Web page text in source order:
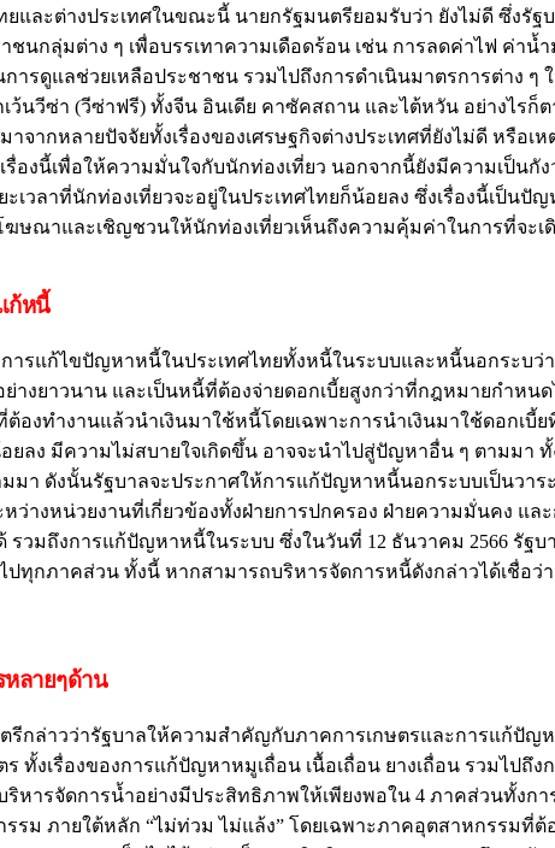
ยและต่างประเทศในขณะนี้ นายกรัฐมนตรียอมรับว่า ยังไม่ดี ซึ่ง
ชนกลุ่มต่าง ๆ เพื่อบรรเทาความเดือดร้อน เช่น การลดค่าไฟ ค่าน้
การดูแลช่วยเหลือประชาชน รวมไปถึงการดำเนินมาตรการต่าง ๆ
ว้นวีซ่า (วีซ่าฟรี) ทั้งจีน อินเดีย คาซัคสถาน และไต้หวัน อย่างไรก็
าจากหลายปัจจัยทั้งเรื่องของเศรษฐกิจต่างประเทศที่ยังไม่ดี หรือ
องนี้เพื่อให้ความมั่นใจกับนักท่องเที่ยว นอกจากนี้ยังมีความเป็นกังว
ะเวลาที่นักท่องเที่ยวจะอยู่ในประเทศไทยก็น้อยลง ซึ่งเรื่องนี้เป็น
ฆษณาและเชิญชวนให้นักท่องเที่ยวเห็นถึงความคุ้มค่าในการที่จะเ
ก้หนี้
ารแก้ไขปัญหาหนี้ในประเทศไทยทั้งหนี้ในระบบและหนี้นอกระบ
างยาวนาน และเป็นหนี้ที่ต้องจ่ายดอกเบี้ยสูงกว่าที่กฎหมายกำหนด
องทำงานแล้วนำเงินมาใช้หนี้โดยเฉพาะการนำเงินมาใช้ดอกเบี้
ยลง มีความไม่สบายใจเกิดขึ้น อาจจะนำไปสู่ปัญหาอื่น ๆ ตามมา ทั้
า ดังนั้นรัฐบาลจะประกาศให้การแก้ปัญหาหนี้นอกระบบเป็นวาร
ว่างหน่วยงานที่เกี่ยวข้องทั้งฝ่ายการปกครอง ฝ่ายความมั่นคง แล
วมถึงการแก้ปัญหาหนี้ในระบบ ซึ่งในวันที่ 12 ธันวาคม 2566 รัฐ
ทุกภาคส่วน ทั้งนี้ หากสามารถบริหารจัดการหนี้ดังกล่าวได้เชื่อว่
ลายๆด้าน
กล่าวว่ารัฐบาลให้ความสำคัญกับภาคการเกษตรและการแก้ปัญห
ทั้งเรื่องของการแก้ปัญหาหมูเถื่อน เนื้อเถื่อน ยางเถื่อน รวมไปถึง
ริหารจัดการน้ำอย่างมีประสิทธิภาพให้เพียงพอใน 4 ภาคส่วนทั้งก
รม ภายใต้หลัก “ไม่ท่วม ไม่แล้ง” โดยเฉพาะภาคอุตสาหกรรมที่ต้